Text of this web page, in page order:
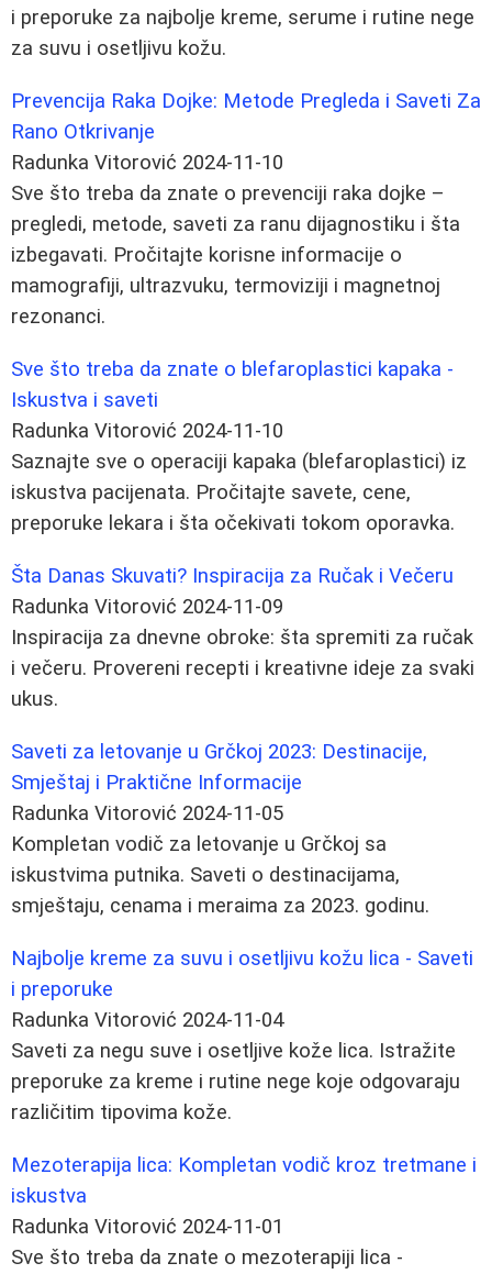
i preporuke za najbolje kreme, serume i rutine nege
za suvu i osetljivu kožu.
Prevencija Raka Dojke: Metode Pregleda i Saveti Za
Rano Otkrivanje
Radunka Vitorović 2024-11-10
Sve što treba da znate o prevenciji raka dojke –
pregledi, metode, saveti za ranu dijagnostiku i šta
izbegavati. Pročitajte korisne informacije o
mamografiji, ultrazvuku, termoviziji i magnetnoj
rezonanci.
Sve što treba da znate o blefaroplastici kapaka -
Iskustva i saveti
Radunka Vitorović 2024-11-10
Saznajte sve o operaciji kapaka (blefaroplastici) iz
iskustva pacijenata. Pročitajte savete, cene,
preporuke lekara i šta očekivati tokom oporavka.
Šta Danas Skuvati? Inspiracija za Ručak i Večeru
Radunka Vitorović 2024-11-09
Inspiracija za dnevne obroke: šta spremiti za ručak
i večeru. Provereni recepti i kreativne ideje za svaki
ukus.
Saveti za letovanje u Grčkoj 2023: Destinacije,
Smještaj i Praktične Informacije
Radunka Vitorović 2024-11-05
Kompletan vodič za letovanje u Grčkoj sa
iskustvima putnika. Saveti o destinacijama,
smještaju, cenama i meraima za 2023. godinu.
Najbolje kreme za suvu i osetljivu kožu lica - Saveti
i preporuke
Radunka Vitorović 2024-11-04
Saveti za negu suve i osetljive kože lica. Istražite
preporuke za kreme i rutine nege koje odgovaraju
različitim tipovima kože.
Mezoterapija lica: Kompletan vodič kroz tretmane i
iskustva
Radunka Vitorović 2024-11-01
Sve što treba da znate o mezoterapiji lica -